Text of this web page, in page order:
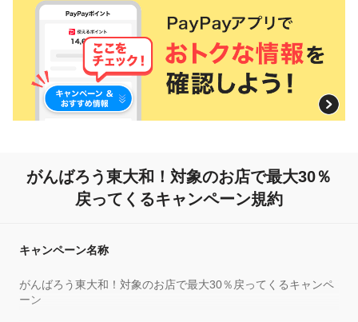
がんばろう東大和！ 対象のお店で最大30％
戻ってくるキャンペーン規約
キャンペーン名称
がんばろう東大和！対象のお店で最大30％戻ってくるキャンペ
ーン